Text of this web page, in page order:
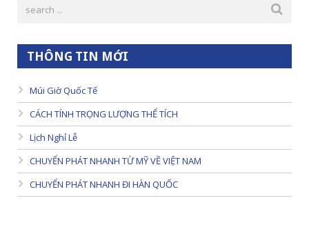
THÔNG TIN MỚI
Múi Giờ Quốc Tế
CÁCH TÍNH TRỌNG LƯỢNG THỂ TÍCH
Lịch Nghỉ Lễ
CHUYỂN PHÁT NHANH TỪ MỸ VỀ VIỆT NAM
CHUYỂN PHÁT NHANH ĐI HÀN QUỐC